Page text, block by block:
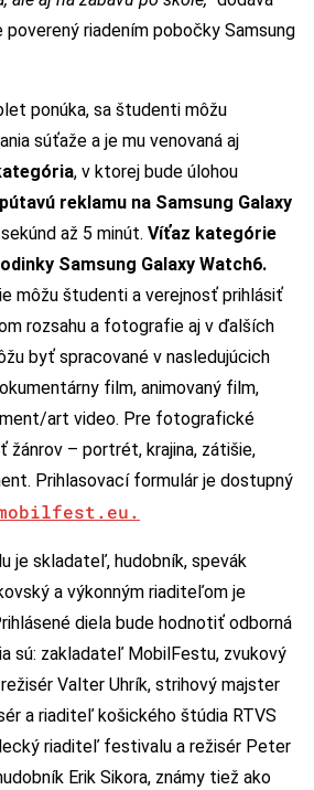
riadením pobočky Samsung
ponúka, sa študenti môžu
súťaže a je mu venovaná aj
, v ktorej bude úlohou
reklamu na Samsung Galaxy
až 5 minút. Víťaz kategórie
Samsung Galaxy Watch6.
môžu študenti a verejnosť prihlásiť
rozsahu a fotografie aj v ďalších
byť spracované v nasledujúcich
film, animovaný film,
art video. Pre fotografické
žánrov – portrét, krajina, zátišie,
Prihlasovací formulár je dostupný
je skladateľ, hudobník, spevák
a výkonným riaditeľom je
diela bude hodnotiť odborná
sú: zakladateľ MobilFestu, zvukový
Valter Uhrík, strihový majster
a riaditeľ košického štúdia RTVS
riaditeľ festivalu a režisér Peter
Erik Sikora, známy tiež ako